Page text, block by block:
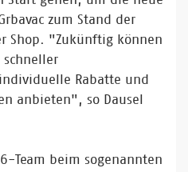
zum Stand der
Shop. "Zukünftig können
schneller
Rabatte und
anbieten", so Dausel
Team beim sogenannten